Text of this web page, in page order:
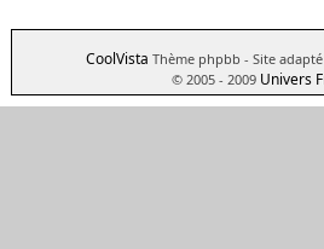
CoolVista Thème phpbb - Site
© 2005 - 2009 Univers